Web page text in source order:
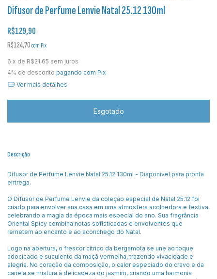
Difusor de Perfume Lenvie Natal 25.12 130ml
R$129,90
R$124,70com Pix
6 x de R$21,65 sem juros
4% de desconto pagando com Pix
Ver mais detalhes
Descrição
Difusor de Perfume Lenvie Natal 25.12 130ml - Disponível para pronta
entrega.
O Difusor de Perfume Lenvie da coleção especial de Natal 25.12 foi
criado para envolver sua casa em uma atmosfera acolhedora e festiva,
celebrando a magia da época mais especial do ano. Sua fragrância
Oriental Spicy combina notas sofisticadas e envolventes que
remetem ao encanto e ao aconchego do Natal.
Logo na abertura, o frescor cítrico da bergamota se une ao toque
adocicado e suculento da maçã vermelha, trazendo vivacidade e
alegria. No coração da composição, o calor especiado do cravo e da
canela se mistura à delicadeza do jasmim, criando uma harmonia